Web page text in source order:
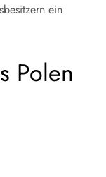
ein
Polen